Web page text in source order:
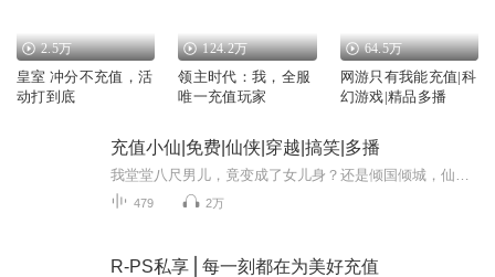
2.5万
皇室 冲分不充值，活
动打到底
124.2万
领主时代：我，全服
唯一充值玩家
64.5万
网游只有我能充值|科
幻游戏|精品多播
充值小仙|免费|仙侠|穿越|搞笑|多播
479 2万
R-PS私享⎪每一刻都在为美好充值